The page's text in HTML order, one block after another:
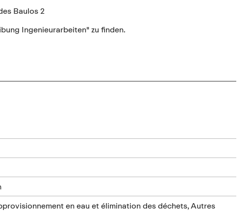
Baulos 2
Ingenieurarbeiten" zu finden.
en eau et élimination des déchets, Autres